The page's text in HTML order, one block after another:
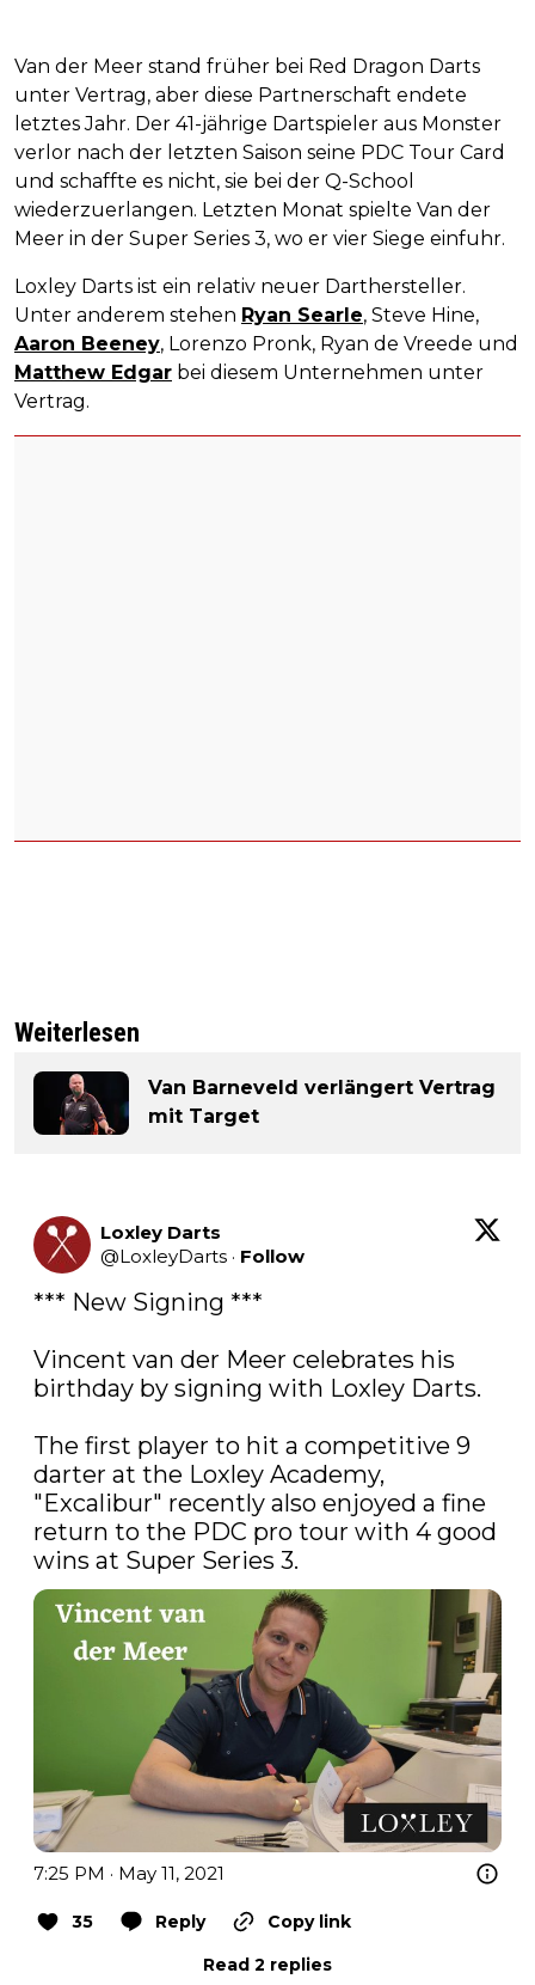
Van der Meer stand früher bei Red Dragon Darts
unter Vertrag, aber diese Partnerschaft endete
letztes Jahr. Der 41-jährige Dartspieler aus Monster
verlor nach der letzten Saison seine PDC Tour Card
und schaffte es nicht, sie bei der Q-School
wiederzuerlangen. Letzten Monat spielte Van der
Meer in der Super Series 3, wo er vier Siege einfuhr.
Loxley Darts ist ein relativ neuer Darthersteller.
Unter anderem stehen Ryan Searle, Steve Hine,
Aaron Beeney, Lorenzo Pronk, Ryan de Vreede und
Matthew Edgar bei diesem Unternehmen unter
Vertrag.
Weiterlesen
Van Barneveld verlängert Vertrag
mit Target
Loxley Darts
@LoxleyDarts · Follow
*** New Signing ***
Vincent van der Meer celebrates his
birthday by signing with Loxley Darts.
The first player to hit a competitive 9
darter at the Loxley Academy,
"Excalibur" recently also enjoyed a fine
return to the PDC pro tour with 4 good
wins at Super Series 3.
7:25 PM · May 11, 2021
35 Reply
Copy link
Read 2 replies